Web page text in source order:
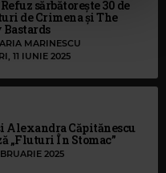
sărbătorește 30 de
de Crimena și The
MARINESCU
11 IUNIE 2025
Alexandra Căpitănescu
„Fluturi În Stomac”
2025